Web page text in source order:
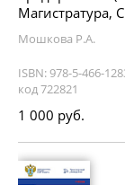
Магистратура,
Мошкова Р.А.
ISBN: 978-5-466-
код 722821
1 000 руб.